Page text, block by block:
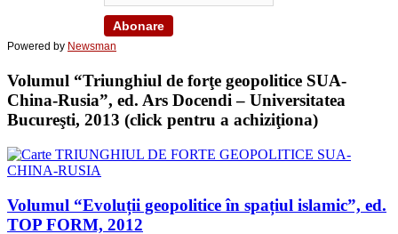
Powered by Newsman
Volumul “Triunghiul de forţe geopolitice SUA-
China-Rusia”, ed. Ars Docendi – Universitatea
Bucureşti, 2013 (click pentru a achiziţiona)
Volumul “Evoluții geopolitice în spațiul islamic”, ed.
TOP FORM, 2012